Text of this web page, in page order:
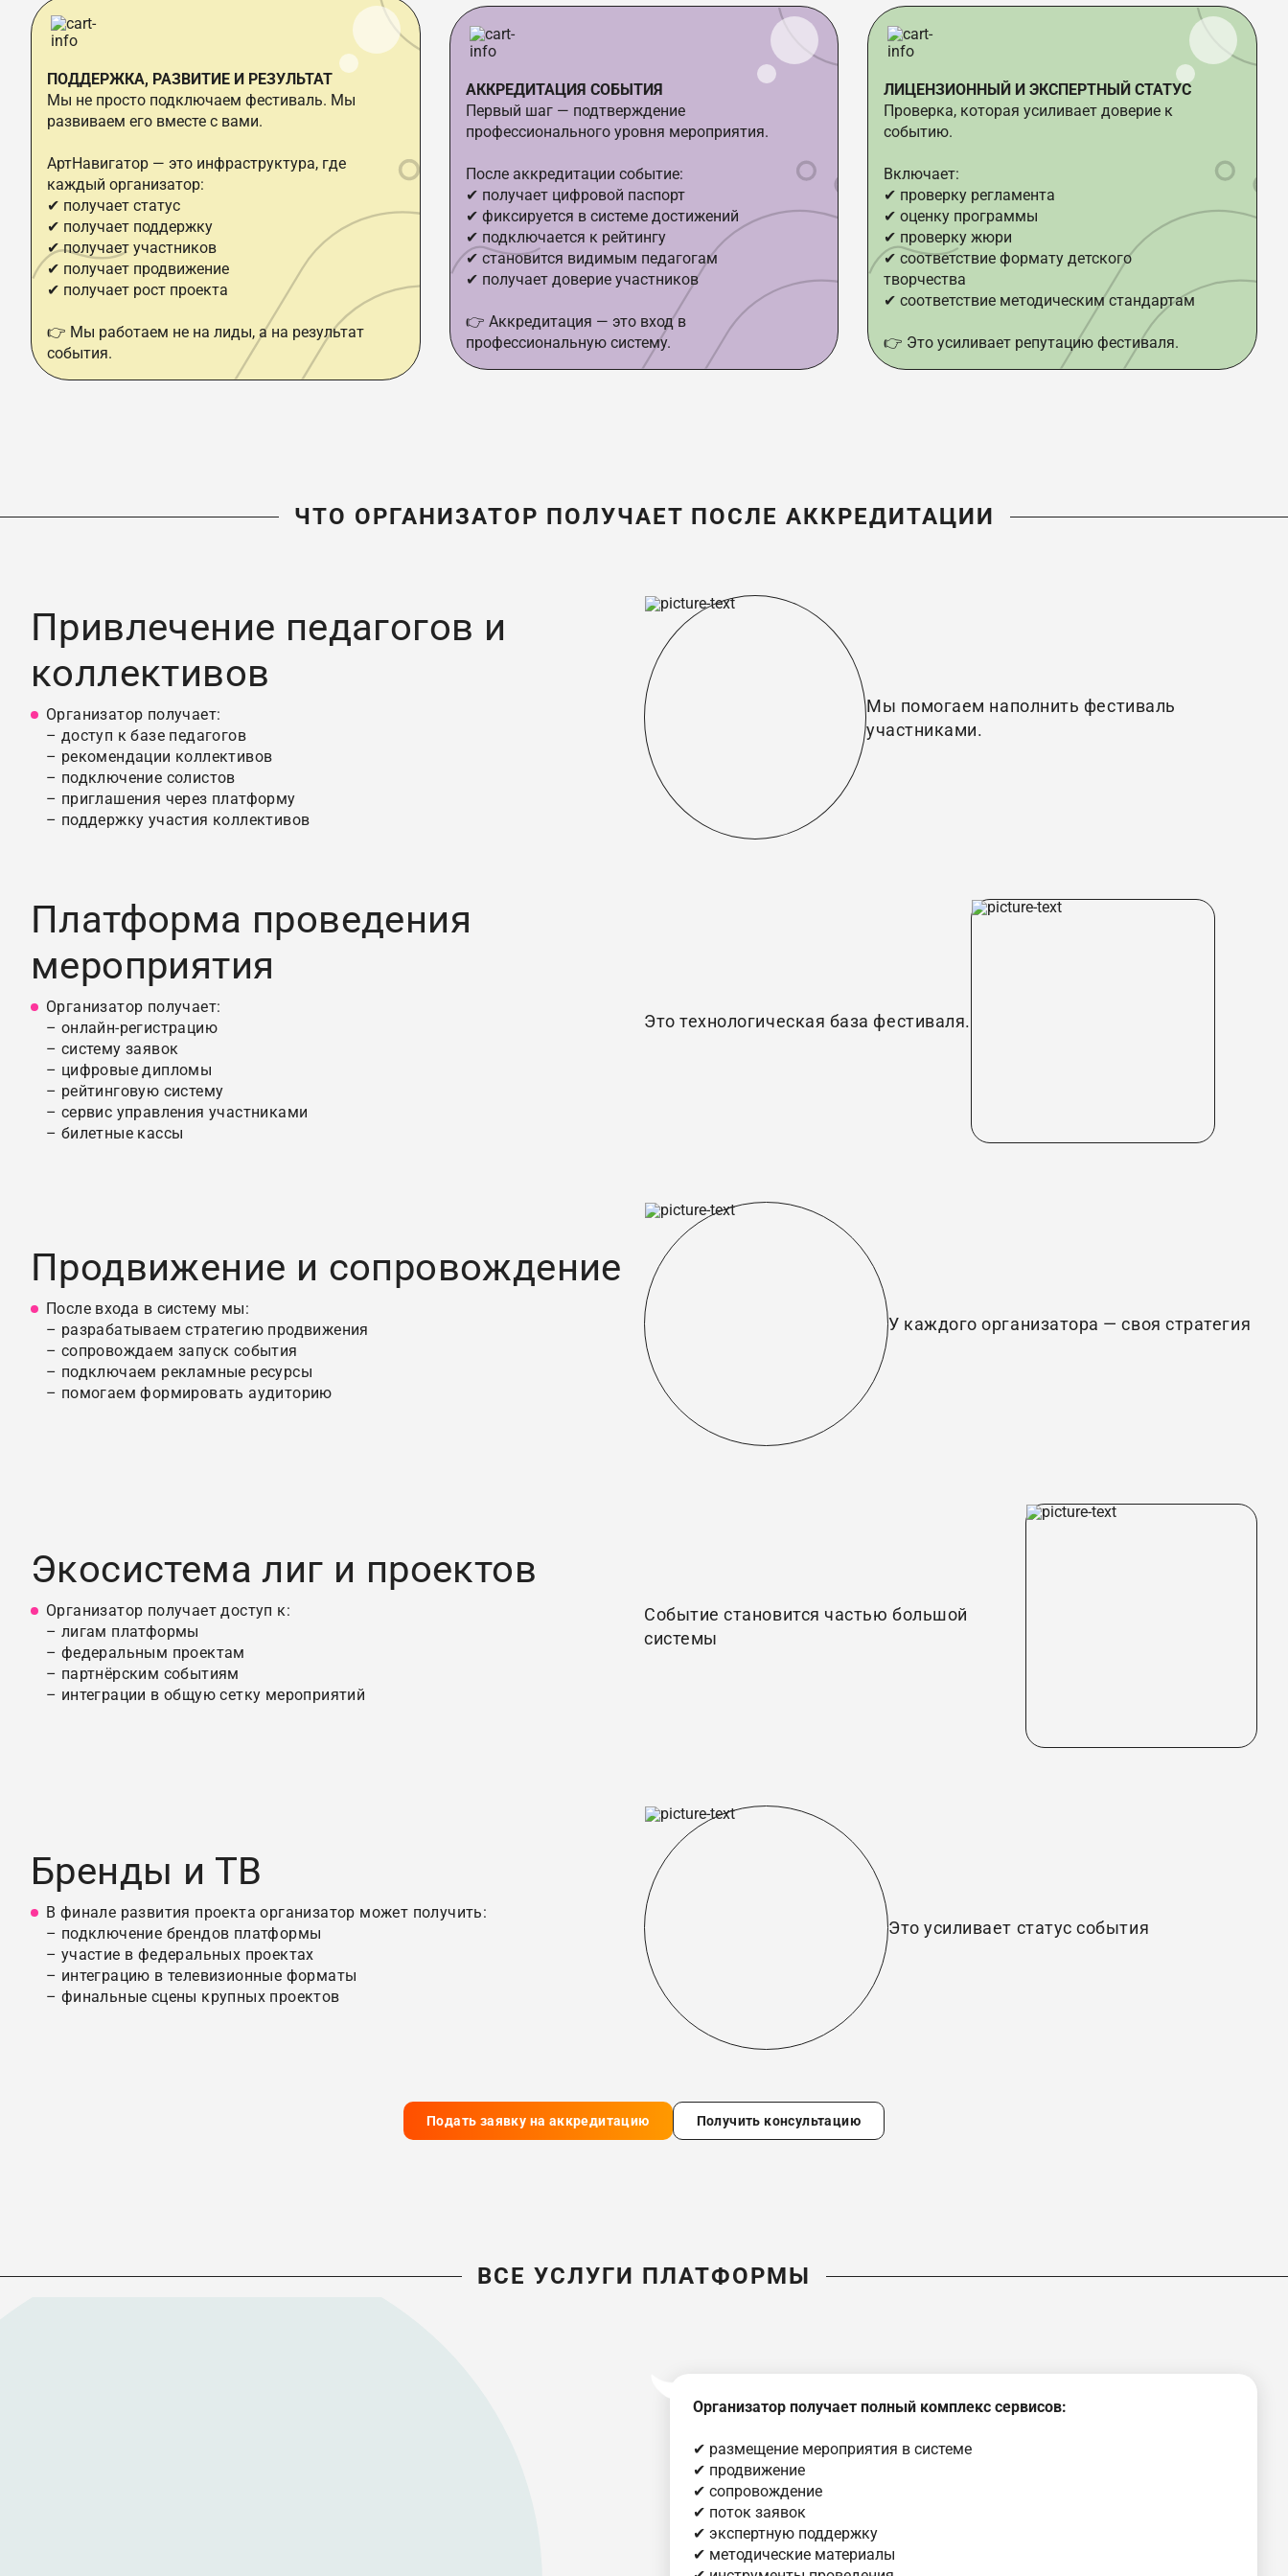
ПОДДЕРЖКА, РАЗВИТИЕ И РЕЗУЛЬТАТ
Мы не просто подключаем фестиваль. Мы
развиваем его вместе с вами.
АртНавигатор — это инфраструктура, где
каждый организатор:
✔ получает статус
✔ получает поддержку
✔ получает участников
✔ получает продвижение
✔ получает рост проекта
👉 Мы работаем не на лиды, а на результат
события.
АККРЕДИТАЦИЯ СОБЫТИЯ
Первый шаг — подтверждение
профессионального уровня мероприятия.
После аккредитации событие:
✔ получает цифровой паспорт
✔ фиксируется в системе достижений
✔ подключается к рейтингу
✔ становится видимым педагогам
✔ получает доверие участников
👉 Аккредитация — это вход в
профессиональную систему.
ЛИЦЕНЗИОННЫЙ И ЭКСПЕРТНЫЙ СТАТУС
Проверка, которая усиливает доверие к
событию.
Включает:
✔ проверку регламента
✔ оценку программы
✔ проверку жюри
✔ соответствие формату детского
творчества
✔ соответствие методическим стандартам
👉 Это усиливает репутацию фестиваля.
ЧТО ОРГАНИЗАТОР ПОЛУЧАЕТ ПОСЛЕ АККРЕДИТАЦИИ
Привлечение педагогов и
коллективов
Организатор получает:
– доступ к базе педагогов
– рекомендации коллективов
– подключение солистов
– приглашения через платформу
– поддержку участия коллективов
Мы помогаем наполнить фестиваль
участниками.
Платформа проведения
мероприятия
Организатор получает:
– онлайн-регистрацию
– систему заявок
– цифровые дипломы
– рейтинговую систему
– сервис управления участниками
– билетные кассы
Это технологическая база фестиваля.
Продвижение и сопровождение
После входа в систему мы:
– разрабатываем стратегию продвижения
– сопровождаем запуск события
– подключаем рекламные ресурсы
– помогаем формировать аудиторию
У каждого организатора — своя стратегия
Экосистема лиг и проектов
Организатор получает доступ к:
– лигам платформы
– федеральным проектам
– партнёрским событиям
– интеграции в общую сетку мероприятий
Событие становится частью большой
системы
Бренды и ТВ
В финале развития проекта организатор может получить:
– подключение брендов платформы
– участие в федеральных проектах
– интеграцию в телевизионные форматы
– финальные сцены крупных проектов
Это усиливает статус события
Подать заявку на аккредитацию Получить консультацию
ВСЕ УСЛУГИ ПЛАТФОРМЫ
Организатор получает полный комплекс сервисов:
✔ размещение мероприятия в системе
✔ продвижение
✔ сопровождение
✔ поток заявок
✔ экспертную поддержку
✔ методические материалы